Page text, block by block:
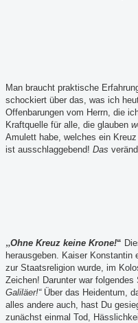
Man braucht praktische
schockiert über das, was ich
Offenbarungen vom Herrn, die
Kraftquelle für alle, die glauben
Amulett habe, welches ein
ist ausschlaggebend! Das
„Ohne Kreuz keine Krone!“
herausgeben. Kaiser
zur Staatsreligion wurde, im
Zeichen! Darunter war folgendes
Galiläer!“ Über das Heidentum,
alles andere auch, hast Du
zunächst einmal Tod,